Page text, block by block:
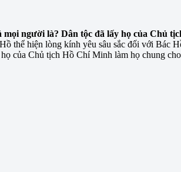
người là? Dân tộc đã lấy họ của Chủ
thể hiện lòng kính yêu sâu sắc đối với Bác
của Chủ tịch Hồ Chí Minh làm họ chung